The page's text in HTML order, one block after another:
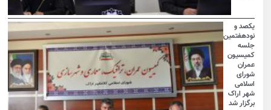
یکصد و
نودهفتمین
جلسه
کمیسیون
عمران
شورای
اسلامی
شهر اراک
برگزار شد